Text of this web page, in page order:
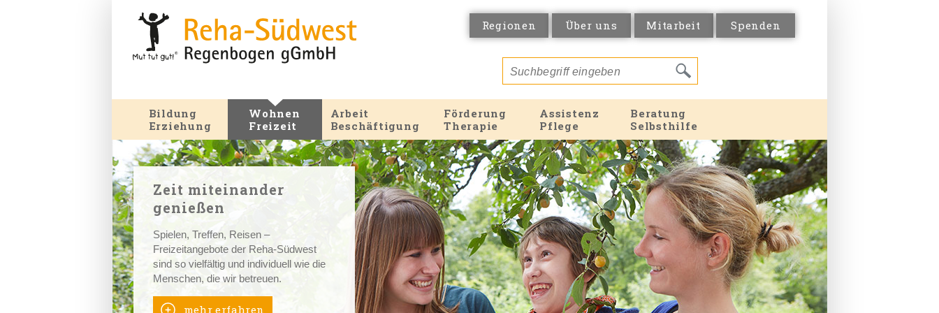
Regionen Über uns Mitarbeit Spenden
Bildung
Erziehung
Wohnen
Freizeit
Arbeit
Beschäftigung
Förderung
Therapie
Assistenz
Pflege
Beratung
Selbsthilfe
Zeit miteinander
genießen
Spielen, Treffen, Reisen –
Freizeitangebote der Reha-Südwest
sind so vielfältig und individuell wie die
Menschen, die wir betreuen.
mehr erfahren